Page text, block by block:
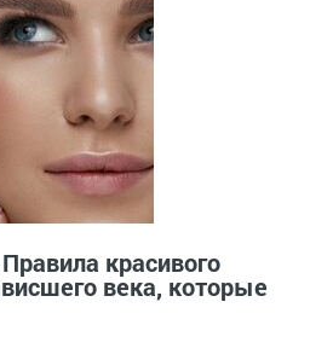
декоративнаякосметика
#лакдляногтей
#подарок
тер. сдт Подарок (г.Уржум) [714111]
[13321] #шанель
красивого
века, которые